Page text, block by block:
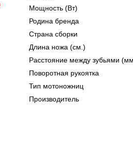
Мощность (Вт)
Родина бренда
Страна сборки
Длина ножа (cм.)
Расстояние между зубьями
Поворотная рукоятка
Тип мотоножниц
Производитель